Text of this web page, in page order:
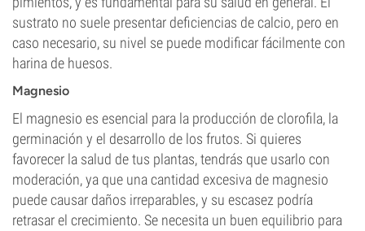
sustrato no suele presentar deficiencias de calcio, pero en
caso necesario, su nivel se puede modificar fácilmente con
harina de huesos.
Magnesio
El magnesio es esencial para la producción de clorofila, la
germinación y el desarrollo de los frutos. Si quieres
favorecer la salud de tus plantas, tendrás que usarlo con
moderación, ya que una cantidad excesiva de magnesio
puede causar daños irreparables, y su escasez podría
retrasar el crecimiento. Se necesita un buen equilibrio para